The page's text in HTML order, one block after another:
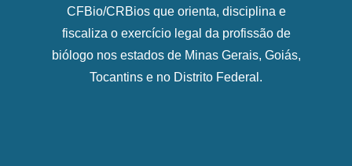
CFBio/CRBios que orienta, disciplina e
fiscaliza o exercício legal da profissão de
biólogo nos estados de Minas Gerais, Goiás,
Tocantins e no Distrito Federal.